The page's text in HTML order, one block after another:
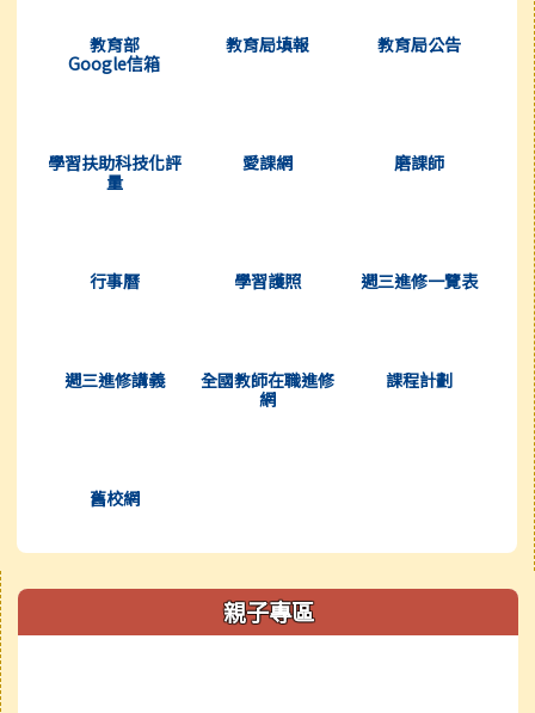
教育部
Google信箱
教育局填報 教育局公告
學習扶助科技化評
量
愛課網 磨課師
行事曆 學習護照 週三進修一覽表
週三進修講義
全國教師在職進修
網
課程計劃
舊校網
右邊區域內容 親子專區